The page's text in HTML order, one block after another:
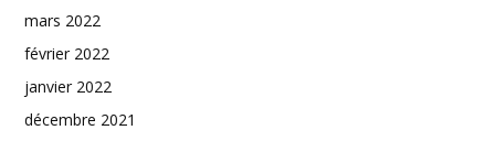
mars 2022
février 2022
janvier 2022
décembre 2021